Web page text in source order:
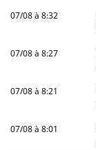
07/08 à 8:32
07/08 à 8:27
07/08 à 8:21
07/08 à 8:01